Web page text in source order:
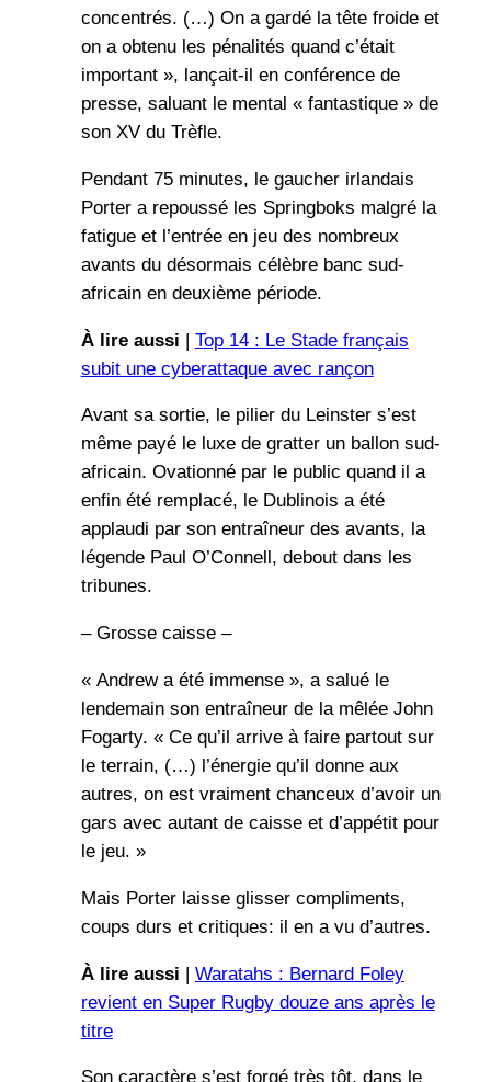
concentrés. (…) On a gardé la tête froide et
on a obtenu les pénalités quand c’était
important », lançait-il en conférence de
presse, saluant le mental « fantastique » de
son XV du Trèfle.
Pendant 75 minutes, le gaucher irlandais
Porter a repoussé les Springboks malgré la
fatigue et l’entrée en jeu des nombreux
avants du désormais célèbre banc sud-
africain en deuxième période.
À lire aussi | Top 14 : Le Stade français
subit une cyberattaque avec rançon
Avant sa sortie, le pilier du Leinster s’est
même payé le luxe de gratter un ballon sud-
africain. Ovationné par le public quand il a
enfin été remplacé, le Dublinois a été
applaudi par son entraîneur des avants, la
légende Paul O’Connell, debout dans les
tribunes.
– Grosse caisse –
« Andrew a été immense », a salué le
lendemain son entraîneur de la mêlée John
Fogarty. « Ce qu’il arrive à faire partout sur
le terrain, (…) l’énergie qu’il donne aux
autres, on est vraiment chanceux d’avoir un
gars avec autant de caisse et d’appétit pour
le jeu. »
Mais Porter laisse glisser compliments,
coups durs et critiques: il en a vu d’autres.
À lire aussi | Waratahs : Bernard Foley
revient en Super Rugby douze ans après le
titre
Son caractère s’est forgé très tôt, dans le